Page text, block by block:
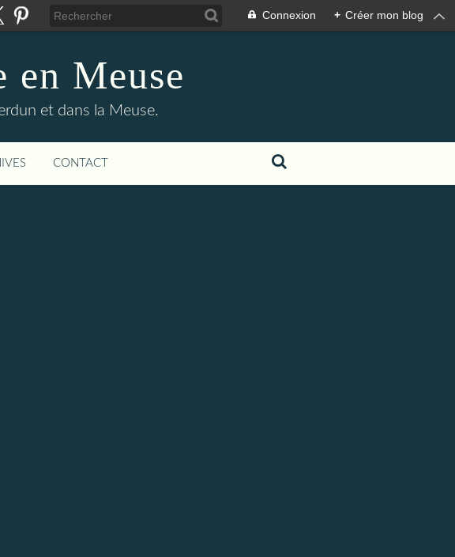
Connexion + Créer mon blog
en Meuse
et dans la Meuse.
CONTACT